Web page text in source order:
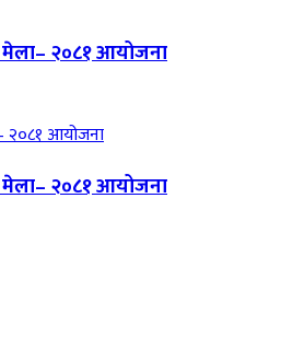
२०८१ आयोजना
२०८१ आयोजना